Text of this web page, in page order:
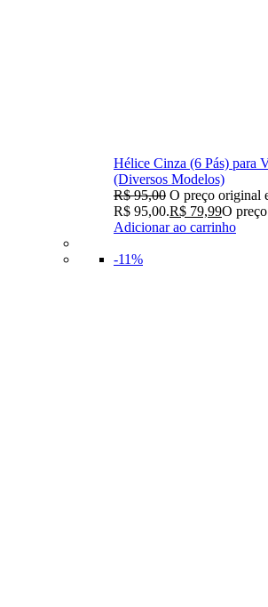
Hélice Cinza (6 Pás) para
(Diversos Modelos)
R$95,00 O preço original
R$ 95,00.R$ 79,99O
Adicionar ao carrinho
-11%